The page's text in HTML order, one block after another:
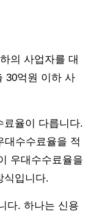
의 사업자를 대
30억원 이하 사
료율이 다릅니다.
대수수료율을 적
우대수수료율을
식입니다.
다. 하나는 신용